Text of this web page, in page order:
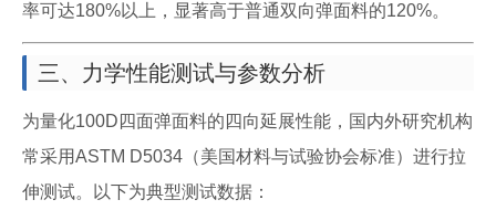
率可达180%以上，显著高于普通双向弹面料的120%。
三、力学性能测试与参数分析
为量化100D四面弹面料的四向延展性能，国内外研究机构
常采用ASTM D5034（美国材料与试验协会标准）进行拉
伸测试。以下为典型测试数据：